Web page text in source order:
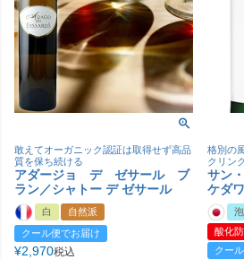
敢えてオーガニック認証は取得せず高品
質を保ち続ける
アダージョ デ ゼサール ブ
ラン／シャトー デ ゼサール
白
自然派
クール便でお届け
¥2,970税込
格別の
クリン
サン
ケダ
泡
酸化
クー